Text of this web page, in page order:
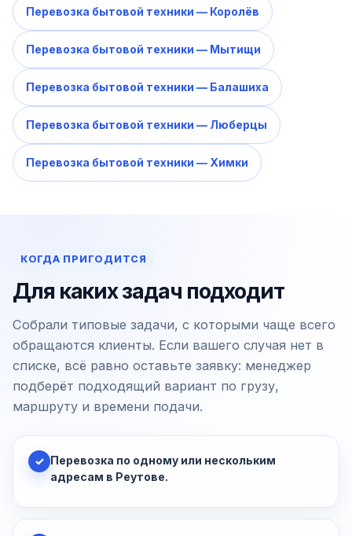
Перевозка бытовой техники — Королёв
Перевозка бытовой техники — Мытищи
Перевозка бытовой техники — Балашиха
Перевозка бытовой техники — Люберцы
Перевозка бытовой техники — Химки
КОГДА ПРИГОДИТСЯ
Для каких задач подходит
Собрали типовые задачи, с которыми чаще всего
обращаются клиенты. Если вашего случая нет в
списке, всё равно оставьте заявку: менеджер
подберёт подходящий вариант по грузу,
маршруту и времени подачи.
✓ Перевозка по одному или нескольким
адресам в Реутове.